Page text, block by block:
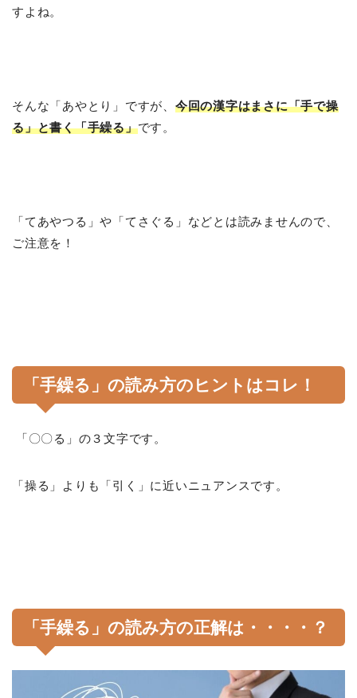
すよね。
そんな「あやとり」ですが、 今回の漢字はまさに「手で操
る」と書く「手繰る」です。
「てあやつる」や「てさぐる」などとは読みませんので、
ご注意を！
「手繰る」の読み方のヒントはコレ！
「〇〇る」の３文字です。
「操る」よりも「引く」に近いニュアンスです。
「手繰る」の読み方の正解は・・・・？